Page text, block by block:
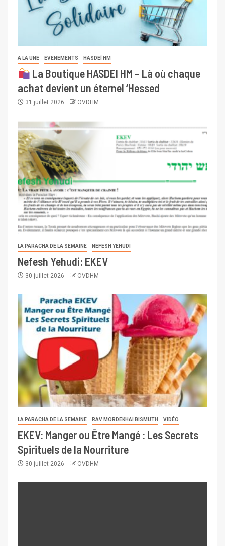
A LA UNE EVENEMENTS HASDEÏ HM
La Boutique HASDEI HM – Là où chaque
achat devient un éternel ‘Hessed
31 juillet 2026 OVDHM
LA PARACHA DE LA SEMAINE NEFESH YEHUDI
Nefesh Yehudi: EKEV
30 juillet 2026 OVDHM
LA PARACHA DE LA SEMAINE RAV MORDEKHAI BISMUTH VIDÉO
EKEV: Manger ou Être Mangé : Les Secrets
Spirituels de la Nourriture
30 juillet 2026 OVDHM